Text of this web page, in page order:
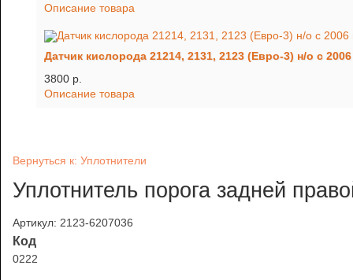
Описание товара
Датчик кислорода 21214, 2131, 2123 (Евро-3) н/о с 2006
3800 p.
Описание товара
Вернуться к: Уплотнители
Уплотнитель порога задней
Артикул: 2123-6207036
Код
0222